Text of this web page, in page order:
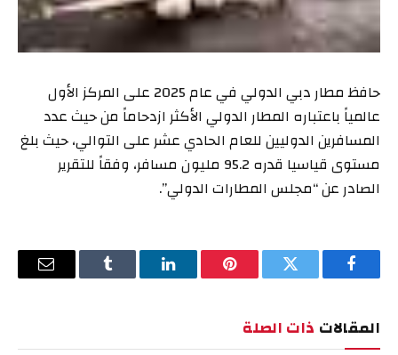
حافظ مطار دبي الدولي في عام 2025 على المركز الأول
عالمياً باعتباره المطار الدولي الأكثر ازدحاماً من حيث عدد
المسافرين الدوليين للعام الحادي عشر على التوالي، حيث بلغ
مستوى قياسيا قدره 95.2 مليون مسافر، وفقاً للتقرير
الصادر عن “مجلس المطارات الدولي”.
فيسبوك تويتر بينتيريستلينكدإن Tumblr
البريد
المقالات ذات الصلة